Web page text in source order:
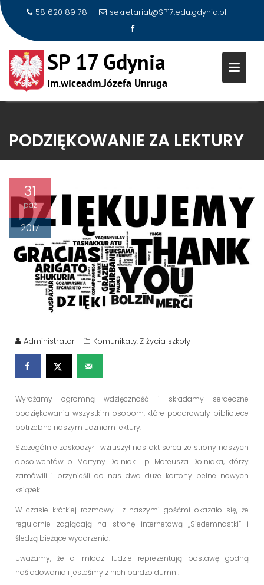
content
58 620 89 78 sekretariat@SP17.edu.gdynia.pl
PODZIĘKOWANIE ZA LEKTURY
31
paź
2017
Administrator Komunikaty, Z życia szkoły
Wyrażamy ogromną wdzięczność i składamy serdeczne
podziękowania wszystkim osobom, które podarowały bibliotece
potrzebne naszym uczniom lektury.
Szczególnie zaskoczył i wzruszył nas akt serca ze strony naszych
absolwentów p. Martyny Dolniak i p. Mateusza Dolniaka, którzy
zamówili i przynieśli do nas dwa duże kartony pełne nowych
książek.
W czasie krótkiej rozmowy z naszymi gośćmi okazało się, że
regularnie zaglądają na stronę internetową „Siedemnastki” i
śledzą bieżące wydarzenia.
Uważamy, że ci młodzi ludzie reprezentują postawę godną
naśladowania i jesteśmy z nich bardzo dumni.